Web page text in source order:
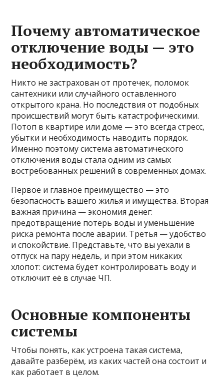
Почему автоматическое
отключение воды — это
необходимость?
Никто не застрахован от протечек, поломок
сантехники или случайного оставленного
открытого крана. Но последствия от подобных
происшествий могут быть катастрофическими.
Потоп в квартире или доме — это всегда стресс,
убытки и необходимость наводить порядок.
Именно поэтому система автоматического
отключения воды стала одним из самых
востребованных решений в современных домах.
Первое и главное преимущество — это
безопасность вашего жилья и имущества. Вторая
важная причина — экономия денег:
предотвращение потерь воды и уменьшение
риска ремонта после аварии. Третья — удобство
и спокойствие. Представьте, что вы уехали в
отпуск на пару недель, и при этом никаких
хлопот: система будет контролировать воду и
отключит её в случае ЧП.
Основные компоненты
системы
Чтобы понять, как устроена такая система,
давайте разберём, из каких частей она состоит и
как работает в целом.